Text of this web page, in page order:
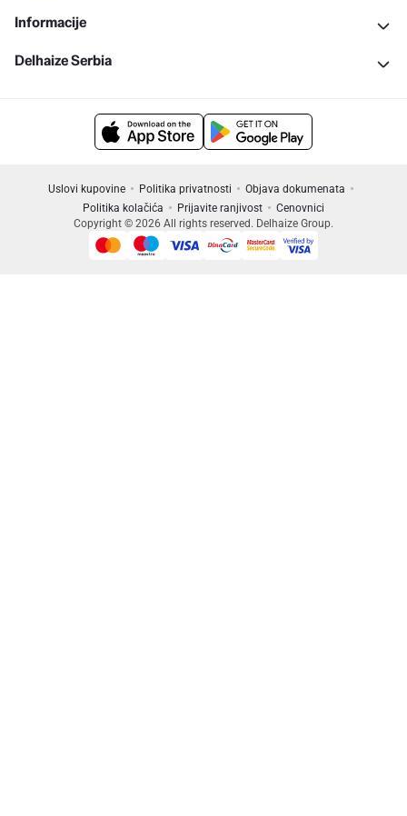
Informacije
Delhaize Serbia
Uslovi kupovine Politika privatnosti
Objava dokumenata
Politika kolačića
Prijavite ranjivost
Cenovnici
Copyright © 2026 All rights reserved. Delhaize Group.